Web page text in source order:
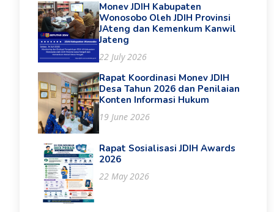
Monev JDIH Kabupaten
Wonosobo Oleh JDIH Provinsi
JAteng dan Kemenkum Kanwil
Jateng
22 July 2026
Rapat Koordinasi Monev JDIH
Desa Tahun 2026 dan Penilaian
Konten Informasi Hukum
19 June 2026
Rapat Sosialisasi JDIH Awards
2026
22 May 2026